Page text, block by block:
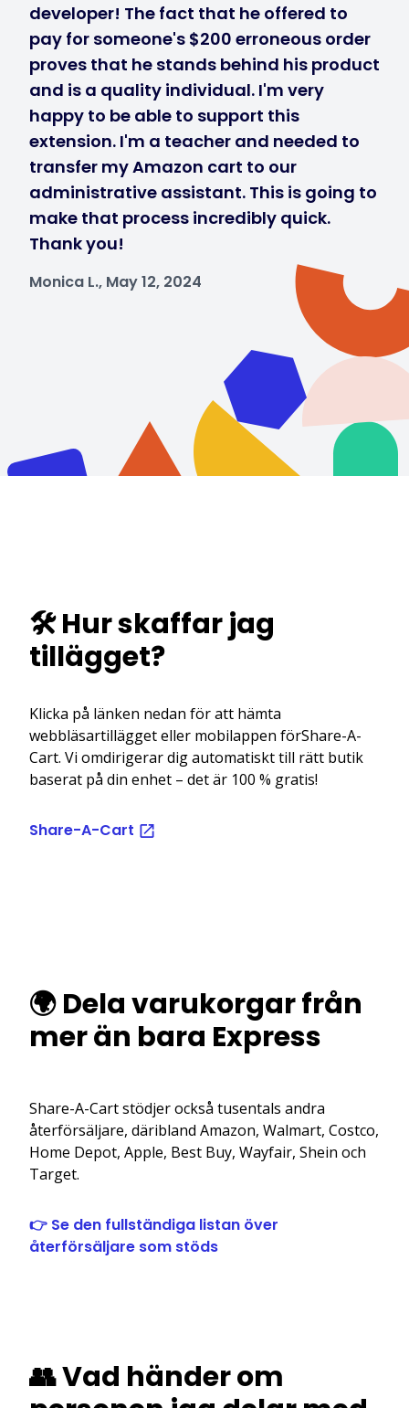
developer! The fact that he offered to
pay for someone's $200 erroneous order
proves that he stands behind his product
and is a quality individual. I'm very
happy to be able to support this
extension. I'm a teacher and needed to
transfer my Amazon cart to our
administrative assistant. This is going to
make that process incredibly quick.
Thank you!
Monica L., May 12, 2024
🛠️ Hur skaffar jag
tillägget?
Klicka på länken nedan för att hämta
webbläsartillägget eller mobilappen förShare-A-
Cart. Vi omdirigerar dig automatiskt till rätt butik
baserat på din enhet – det är 100 % gratis!
Share-A-Cart
🌍 Dela varukorgar från
mer än bara Express
Share-A-Cart stödjer också tusentals andra
återförsäljare, däribland Amazon, Walmart, Costco,
Home Depot, Apple, Best Buy, Wayfair, Shein och
Target.
👉 Se den fullständiga listan över
återförsäljare som stöds
👥 Vad händer om